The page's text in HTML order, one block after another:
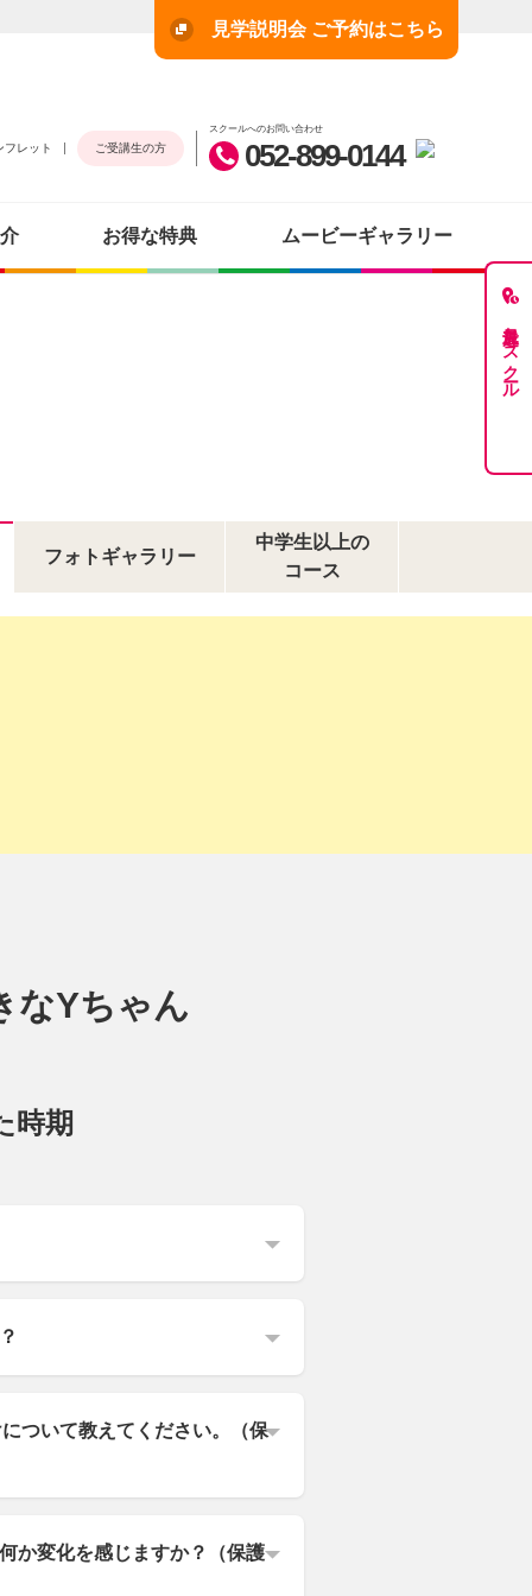
見学説明会 ご予約はこちら
フレット ご受講生の方
スクールへのお問い合わせ
052-899-0144
お得な特典 ムービーギャラリー
最近見たスクール
フォトギャラリー
中学生以上の
コース
なYちゃん
時期
ついて教えてください。（保
か変化を感じますか？（保護